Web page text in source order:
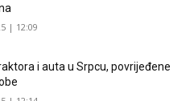
| 12:09
i auta u Srpcu, povrijeđene